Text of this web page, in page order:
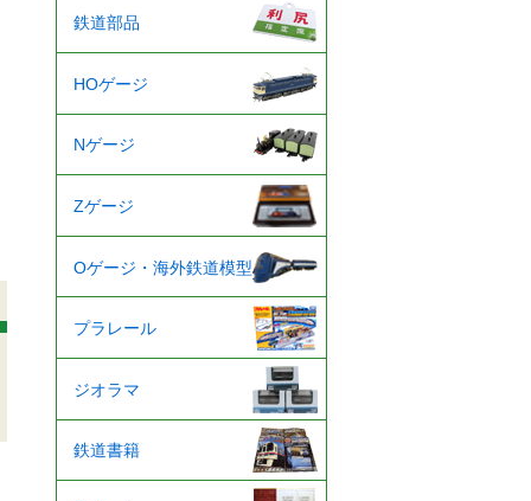
鉄道部品
HOゲージ
Nゲージ
Zゲージ
Oゲージ・海外鉄道模型
プラレール
ジオラマ
鉄道書籍